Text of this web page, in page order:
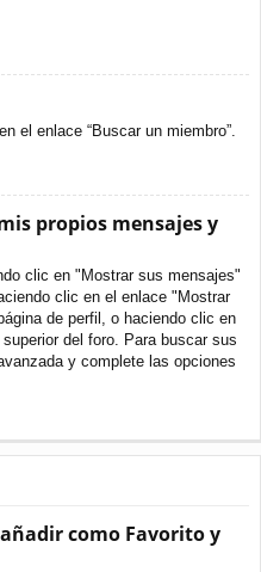
el enlace “Buscar un miembro”.
propios mensajes y
clic en "Mostrar sus mensajes"
clic en el enlace "Mostrar
de perfil, o haciendo clic en
del foro. Para buscar sus
y complete las opciones
como Favorito y